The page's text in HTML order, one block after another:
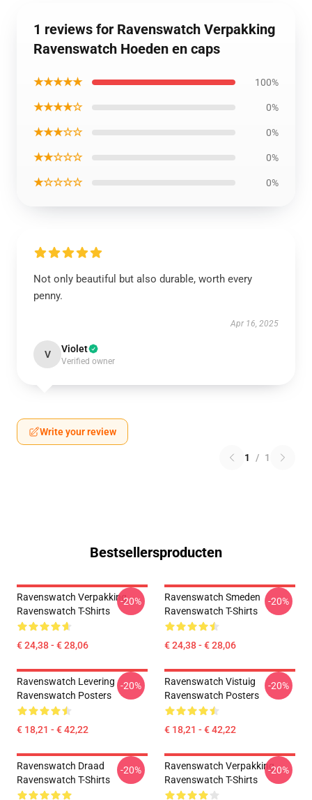
1 reviews for Ravenswatch Verpakking
Ravenswatch Hoeden en caps
★★★★★ 100%
★★★★☆ 0%
★★★☆☆ 0%
★★☆☆☆ 0%
★☆☆☆☆ 0%
Not only beautiful but also durable, worth every
penny.
Apr 16, 2025
V Violet
Verified owner
Write your review
1 / 1
Bestsellersproducten
Ravenswatch Verpakking
Ravenswatch T-Shirts
€ 24,38 - € 28,06
-20%
Ravenswatch Smeden
Ravenswatch T-Shirts
€ 24,38 - € 28,06
-20%
Ravenswatch Levering
Ravenswatch Posters
€ 18,21 - € 42,22
-20%
Ravenswatch Vistuig
Ravenswatch Posters
€ 18,21 - € 42,22
-20%
Ravenswatch Draad
Ravenswatch T-Shirts
-20%
Ravenswatch Verpakking
Ravenswatch T-Shirts
-20%